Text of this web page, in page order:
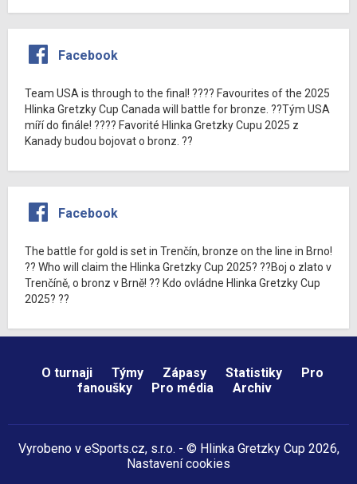
Facebook
Team USA is through to the final! ???? Favourites of the 2025
Hlinka Gretzky Cup Canada will battle for bronze. ??Tým USA
míří do finále! ???? Favorité Hlinka Gretzky Cupu 2025 z
Kanady budou bojovat o bronz. ??
Facebook
The battle for gold is set in Trenčín, bronze on the line in Brno!
?? Who will claim the Hlinka Gretzky Cup 2025? ??Boj o zlato v
Trenčíně, o bronz v Brně! ?? Kdo ovládne Hlinka Gretzky Cup
2025? ??
O turnaji Týmy Zápasy Statistiky
Pro
fanoušky
Pro média Archiv
Vyrobeno v eSports.cz, s.r.o. - © Hlinka Gretzky Cup 2026,
Nastavení cookies